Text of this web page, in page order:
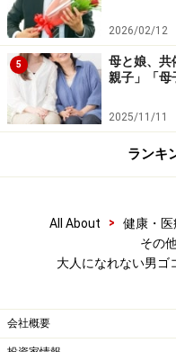
2026/02/12
5
母と娘、共
親子」「母
2025/11/11
ランキ
All About > 健康・医
その
大人になれない男ゴ
会社概要